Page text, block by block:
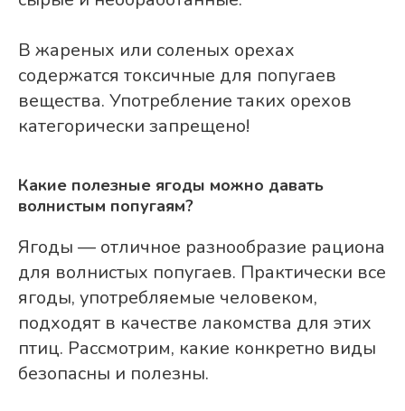
В жареных или соленых орехах
содержатся токсичные для попугаев
вещества. Употребление таких орехов
категорически запрещено!
Какие полезные ягоды можно давать
волнистым попугаям?
Ягоды — отличное разнообразие рациона
для волнистых попугаев. Практически все
ягоды, употребляемые человеком,
подходят в качестве лакомства для этих
птиц. Рассмотрим, какие конкретно виды
безопасны и полезны.